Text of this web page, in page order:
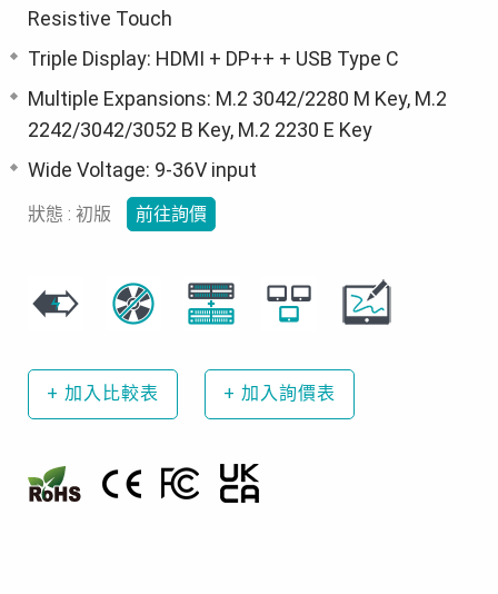
Resistive Touch
Triple Display: HDMI + DP++ + USB Type C
Multiple Expansions: M.2 3042/2280 M Key, M.2
2242/3042/3052 B Key, M.2 2230 E Key
Wide Voltage: 9-36V input
狀態 : 初版 前往詢價
+ 加入比較表 + 加入詢價表